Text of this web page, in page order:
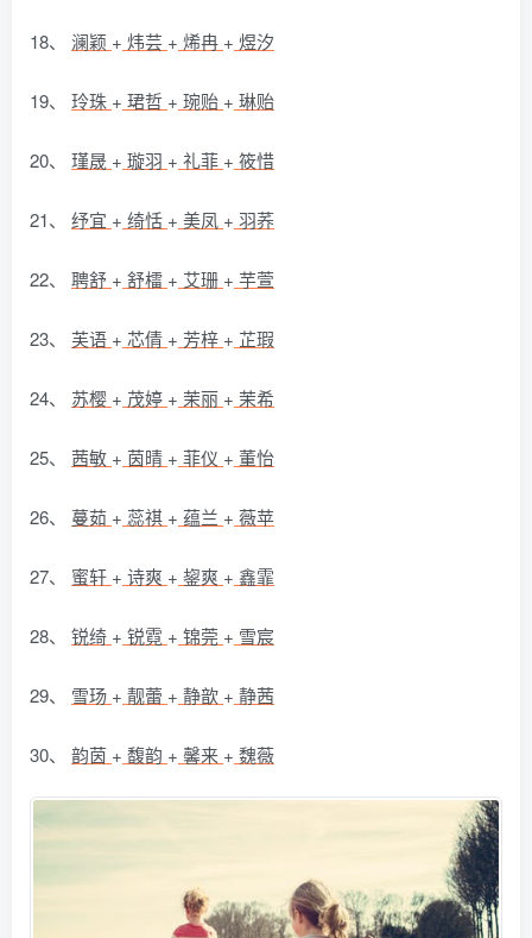
18、 澜颖 + 炜芸 + 烯冉 + 煜汐
19、 玲珠 + 珺哲 + 琬贻 + 琳贻
20、 瑾晟 + 璇羽 + 礼菲 + 筱惜
21、 纾宜 + 绮恬 + 美凤 + 羽荞
22、 聘舒 + 舒檑 + 艾珊 + 芋萱
23、 芙语 + 芯倩 + 芳梓 + 芷瑕
24、 苏樱 + 茂婷 + 茉丽 + 茉希
25、 茜敏 + 茵晴 + 菲仪 + 董怡
26、 蔓茹 + 蕊祺 + 蕴兰 + 薇苹
27、 蜜轩 + 诗爽 + 鋆爽 + 鑫霏
28、 锐绮 + 锐霓 + 锦莞 + 雪宸
29、 雪玚 + 靓蕾 + 静歆 + 静茜
30、 韵茵 + 馥韵 + 馨来 + 魏薇